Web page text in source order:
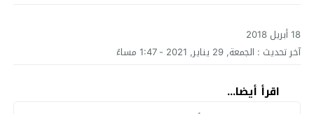
18 أبريل 2018
آخر تحديث : الجمعة, 29 يناير, 2021 - 1:47 مساءً
اقرأ أيضا...